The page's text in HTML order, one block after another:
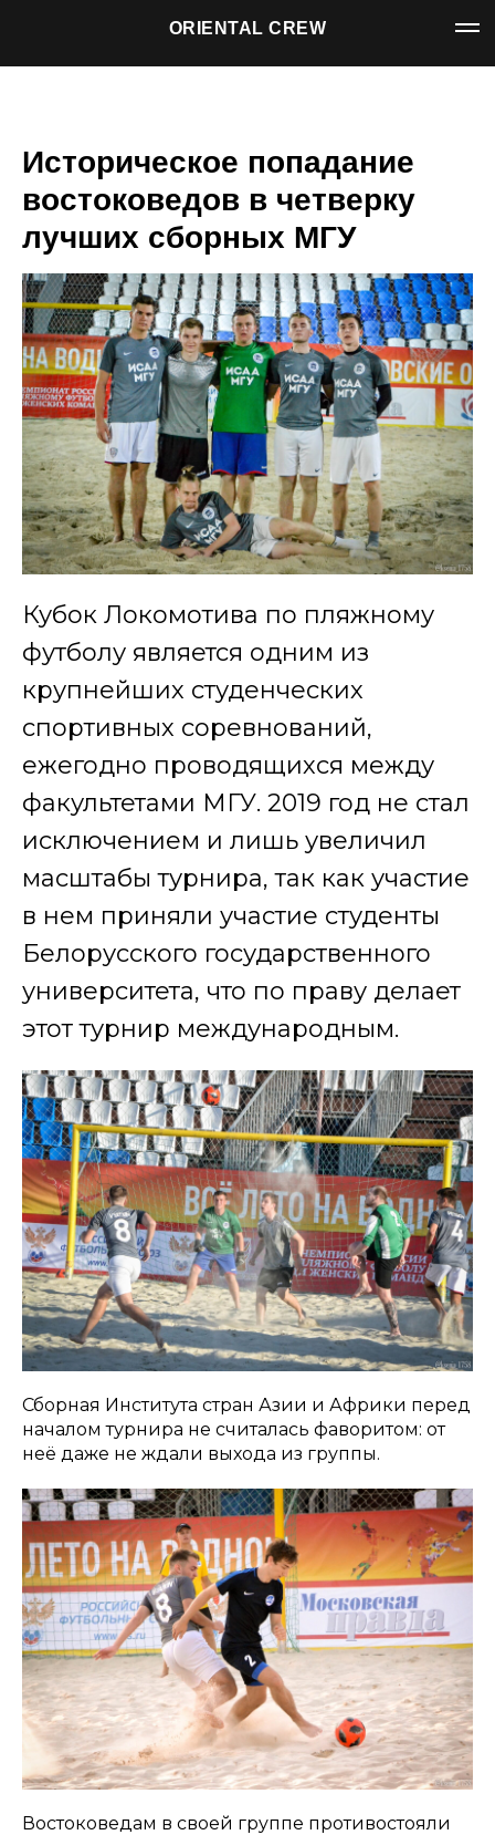
ORIENTAL CREW
Историческое попадание
востоковедов в четверку
лучших сборных МГУ
Кубок Локомотива по пляжному
футболу является одним из
крупнейших студенческих
спортивных соревнований,
ежегодно проводящихся между
факультетами МГУ. 2019 год не стал
исключением и лишь увеличил
масштабы турнира, так как участие
в нем приняли участие студенты
Белорусского государственного
университета, что по праву делает
этот турнир международным.
Сборная Института стран Азии и Африки перед
началом турнира не считалась фаворитом: от
неё даже не ждали выхода из группы.
Востоковедам в своей группе противостояли